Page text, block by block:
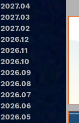
2027.04
2027.03
2027.02
2026.12
2026.11
2026.10
2026.09
2026.08
2026.07
2026.06
2026.05